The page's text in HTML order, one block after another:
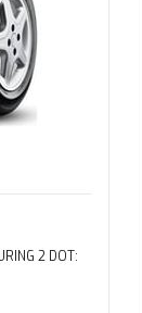
2 DOT: